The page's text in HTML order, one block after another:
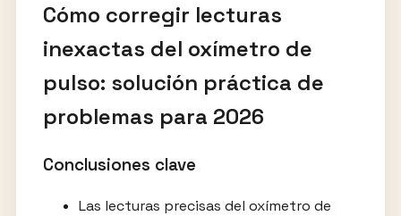
Cómo corregir lecturas
inexactas del oxímetro de
pulso: solución práctica de
problemas para 2026
Conclusiones clave
Las lecturas precisas del oxímetro de